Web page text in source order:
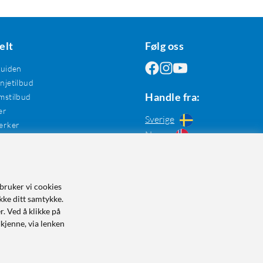
Følg oss
Handle fra:
Sverige
Norge
vi cookies
ditt samtykke.
Ved å klikke på
via lenken